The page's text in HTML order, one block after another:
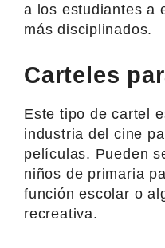
a los estudiantes a
más disciplinados.
Carteles
Este tipo de cartel
industria del cine
películas. Pueden
niños de primaria
función escolar o
recreativa.